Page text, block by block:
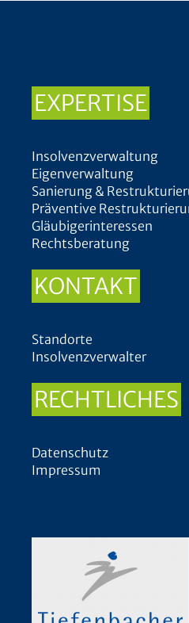
EXPERTISE
Insolvenzverwaltung
Eigenverwaltung
Sanierung &
Präventive
Gläubigerinteressen
Rechtsberatung
KONTAKT
Standorte
Insolvenzverwalter
RECHTLICHES
Datenschutz
Impressum